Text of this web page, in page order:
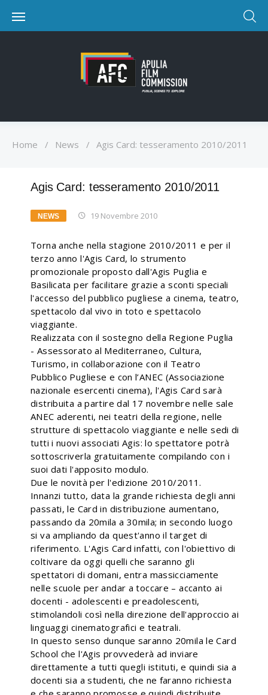
Home / News / Agis Card: tesseramento 2010/2011
Agis Card: tesseramento 2010/2011
NEWS 19 Novembre 2010
Torna anche nella stagione 2010/2011 e per il
terzo anno l'Agis Card, lo strumento
promozionale proposto dall'Agis Puglia e
Basilicata per facilitare grazie a sconti speciali
l'accesso del pubblico pugliese a cinema, teatro,
spettacolo dal vivo in toto e spettacolo
viaggiante.
Realizzata con il sostegno della Regione Puglia
- Assessorato al Mediterraneo, Cultura,
Turismo, in collaborazione con il Teatro
Pubblico Pugliese e con l’ANEC (Associazione
nazionale esercenti cinema), l'Agis Card sarà
distribuita a partire dal 17 novembre nelle sale
ANEC aderenti, nei teatri della regione, nelle
strutture di spettacolo viaggiante e nelle sedi di
tutti i nuovi associati Agis: lo spettatore potrà
sottoscriverla gratuitamente compilando con i
suoi dati l'apposito modulo.
Due le novità per l'edizione 2010/2011.
Innanzi tutto, data la grande richiesta degli anni
passati, le Card in distribuzione aumentano,
passando da 20mila a 30mila; in secondo luogo
si va ampliando da quest'anno il target di
riferimento. L'Agis Card infatti, con l'obiettivo di
coltivare da oggi quelli che saranno gli
spettatori di domani, entra massicciamente
nelle scuole per andar a toccare – accanto ai
docenti - adolescenti e preadolescenti,
stimolandoli così nella direzione dell'approccio ai
linguaggi cinematografici e teatrali.
In questo senso dunque saranno 20mila le Card
School che l'Agis provvederà ad inviare
direttamente a tutti quegli istituti, e quindi sia a
docenti sia a studenti, che ne faranno richiesta